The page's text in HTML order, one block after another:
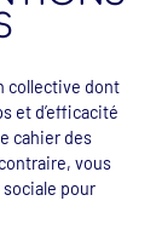
collective dont
et d’efficacité
cahier des
vous
pour